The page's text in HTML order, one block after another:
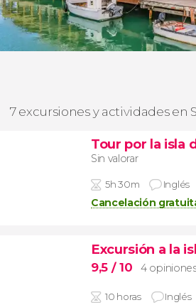
7 excursiones y actividades en
Tour por la isla
Sin valorar
5h 30m Inglés
Cancelación
Excursión a la
9,5 / 10 4
10 horas Inglés